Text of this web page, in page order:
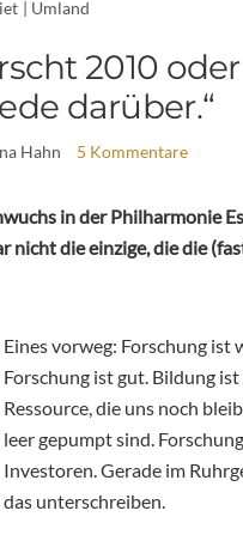
| Umland
2010 oder
darüber.“
Hahn 5 Kommentare
in der Philharmonie
die einzige, die die
Eines vorweg: Forschung ist
Forschung ist gut. Bildung
Ressource, die uns noch
leer gepumpt sind.
Investoren. Gerade im
das unterschreiben.